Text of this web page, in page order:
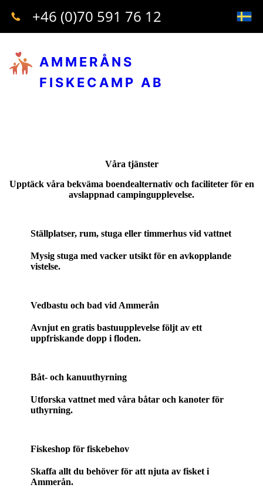
AMMERÅNS
FISKECAMP AB
+46 (0)70 591 76 12
Våra tjänster
Upptäck våra bekväma boendealternativ och faciliteter för en
avslappnad campingupplevelse.
Ställplatser, rum, stuga eller timmerhus vid vattnet
Mysig stuga med vacker utsikt för en avkopplande
vistelse.
Vedbastu och bad vid Ammerån
Avnjut en gratis bastuupplevelse följt av ett
uppfriskande dopp i floden.
Båt- och kanuuthyrning
Utforska vattnet med våra båtar och kanoter för
uthyrning.
Fiskeshop för fiskebehov
Skaffa allt du behöver för att njuta av fisket i
Ammerån.